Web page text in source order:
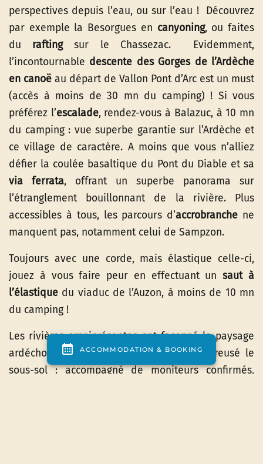
perspectives depuis l’eau, ou sur l’eau ! Découvrez
par exemple la Besorgues en canyoning, ou faites
du raftingsur le Chassezac. Evidemment,
l’incontournable descente des Gorges de l’Ardèche
en canoë au départ de Vallon Pont d’Arc est un must
(accès à moins de 30 mn du camping) ! Si vous
préférez l’escalade, rendez-vous à Balazuc, à 10 mn
du camping : vue superbe garantie sur l’Ardèche et
ce village de caractère. A moins que vous n’alliez
défier la coulée basaltique du Pont du Diable et sa
via ferrata, offrant un superbe panorama sur
l’étranglement bouillonnant de la rivière. Plus
accessibles à tous, les parcours d’accrobranche ne
manquent pas, notamment celui de Sampzon.
Toujours avec une corde, mais élastique celle-ci,
jouez à vous faire peur en effectuant unsaut à
l’élastique du viaduc de l’Auzon, à moins de 10 mn
du camping !
Les rivières omniprésentes ont façonné le paysage
ardéchois, mais elles en ont également creusé le
sous-sol : accompagné de moniteurs confirmés,